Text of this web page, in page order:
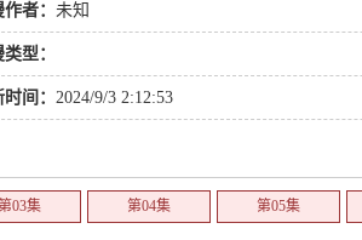
者： 未知
型：
间： 2024/9/3 2:12:53
03集 第04集 第05集